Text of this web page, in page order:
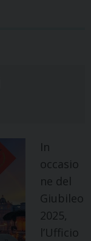
In
occasio
ne del
Giubileo
2025,
l’Ufficio